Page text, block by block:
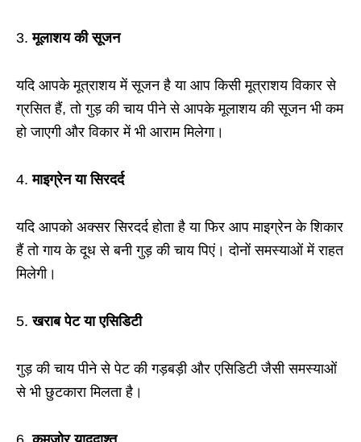
3.मूलाशय की सूजन
यदि आपके मूत्राशय में सूजन है या आप किसी मूत्राशय विकार से
ग्रसित हैं, तो गुड़ की चाय पीने से आपके मूलाशय की सूजन भी कम
हो जाएगी और विकार में भी आराम मिलेगा।
4.माइग्रेन या सिरदर्द
यदि आपको अक्सर सिरदर्द होता है या फिर आप माइग्रेन के शिकार
हैं तो गाय के दूध से बनी गुड़ की चाय पिएं। दोनों समस्याओं में राहत
मिलेगी।
5.खराब पेट या एसिडिटी
गुड़ की चाय पीने से पेट की गड़बड़ी और एसिडिटी जैसी समस्याओं
से भी छुटकारा मिलता है।